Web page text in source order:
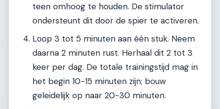
teen omhoog te houden. De stimulator
ondersteunt dit door de spier te activeren.
Loop 3 tot 5 minuten aan één stuk. Neem
daarna 2 minuten rust. Herhaal dit 2 tot 3
keer per dag. De totale trainingstijd mag in
het begin 10-15 minuten zijn; bouw
geleidelijk op naar 20-30 minuten.